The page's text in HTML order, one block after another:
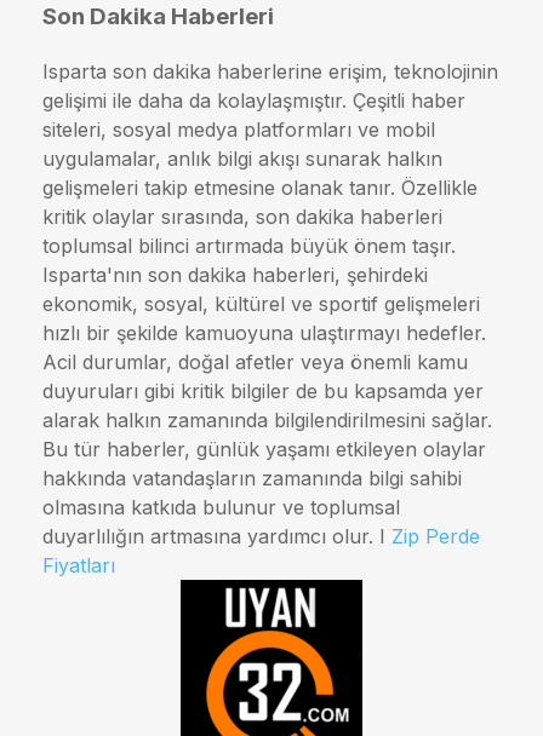
Son Dakika Haberleri
Isparta son dakika haberlerine erişim, teknolojinin
gelişimi ile daha da kolaylaşmıştır. Çeşitli haber
siteleri, sosyal medya platformları ve mobil
uygulamalar, anlık bilgi akışı sunarak halkın
gelişmeleri takip etmesine olanak tanır. Özellikle
kritik olaylar sırasında, son dakika haberleri
toplumsal bilinci artırmada büyük önem taşır.
Isparta'nın son dakika haberleri, şehirdeki
ekonomik, sosyal, kültürel ve sportif gelişmeleri
hızlı bir şekilde kamuoyuna ulaştırmayı hedefler.
Acil durumlar, doğal afetler veya önemli kamu
duyuruları gibi kritik bilgiler de bu kapsamda yer
alarak halkın zamanında bilgilendirilmesini sağlar.
Bu tür haberler, günlük yaşamı etkileyen olaylar
hakkında vatandaşların zamanında bilgi sahibi
olmasına katkıda bulunur ve toplumsal
duyarlılığın artmasına yardımcı olur. I Zip Perde
Fiyatları